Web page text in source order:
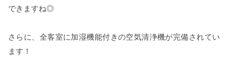
できますね◎
さらに、全客室に加湿機能付きの空気清浄機が完備されてい
ます！